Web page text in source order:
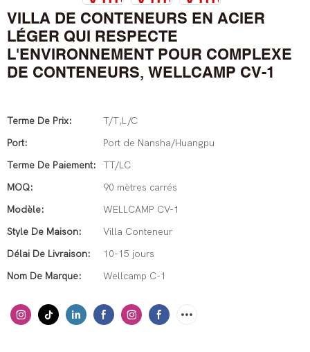
VILLA DE CONTENEURS EN ACIER
LÉGER QUI RESPECTE
L'ENVIRONNEMENT POUR COMPLEXE
DE CONTENEURS, WELLCAMP CV-1
Terme De Prix:
T/T,L/C
Port:
Port de Nansha/Huangpu
Terme De Paiement:
TT/LC
MOQ:
90 mètres carrés
Modèle:
WELLCAMP CV-1
Style De Maison:
Villa Conteneur
Délai De Livraison:
10-15 jours
Nom De Marque:
Wellcamp C-1